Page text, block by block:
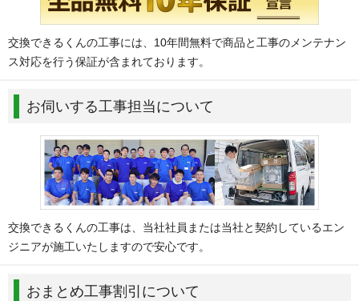
交換できるくんの工事には、10年間無料で商品と工事のメンテナン
ス対応を行う保証が含まれております。
お伺いする工事担当について
交換できるくんの工事は、当社社員または当社と契約しているエン
ジニアが施工いたしますので安心です。
おまとめ工事割引について